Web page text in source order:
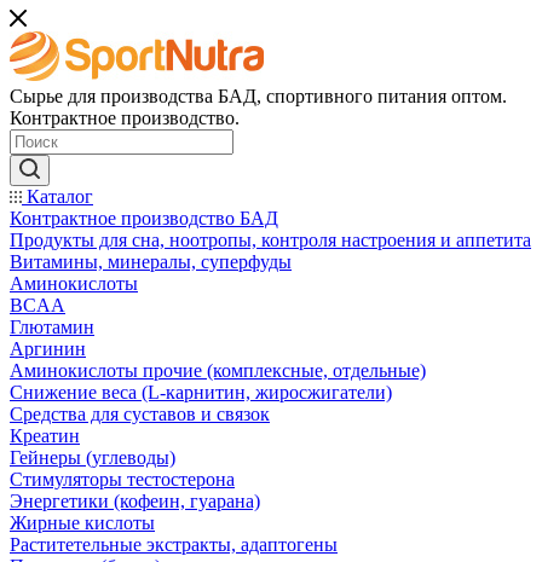
Сырье для производства БАД, спортивного питания оптом.
Контрактное производство.
Каталог
Контрактное производство БАД
Продукты для сна, ноотропы, контроля настроения и аппетита
Витамины, минералы, суперфуды
Аминокислоты
BCAA
Глютамин
Аргинин
Аминокислоты прочие (комплексные, отдельные)
Снижение веса (L-карнитин, жиросжигатели)
Средства для суставов и связок
Креатин
Гейнеры (углеводы)
Стимуляторы тестостерона
Энергетики (кофеин, гуарана)
Жирные кислоты
Раститетельные экстракты, адаптогены